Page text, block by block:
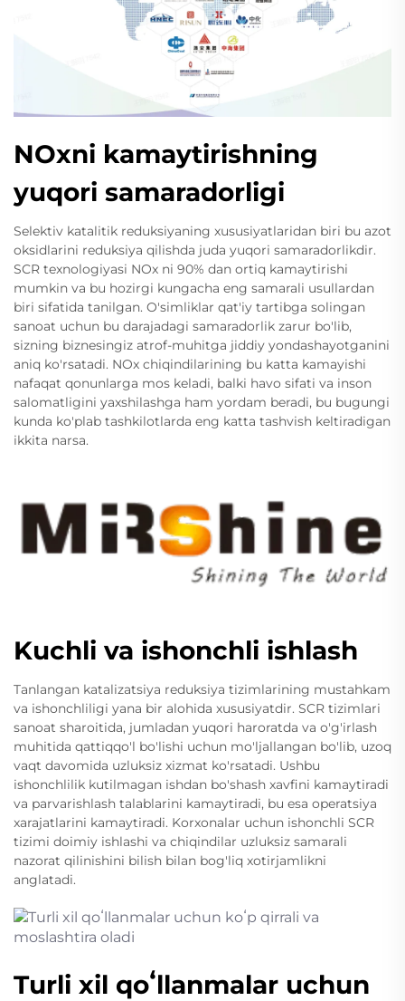
NOxni kamaytirishning
yuqori samaradorligi
Selektiv katalitik reduksiyaning xususiyatlaridan biri bu azot
oksidlarini reduksiya qilishda juda yuqori samaradorlikdir.
SCR texnologiyasi NOx ni 90% dan ortiq kamaytirishi
mumkin va bu hozirgi kungacha eng samarali usullardan
biri sifatida tanilgan. O'simliklar qat'iy tartibga solingan
sanoat uchun bu darajadagi samaradorlik zarur bo'lib,
sizning biznesingiz atrof-muhitga jiddiy yondashayotganini
aniq ko'rsatadi. NOx chiqindilarining bu katta kamayishi
nafaqat qonunlarga mos keladi, balki havo sifati va inson
salomatligini yaxshilashga ham yordam beradi, bu bugungi
kunda ko'plab tashkilotlarda eng katta tashvish keltiradigan
ikkita narsa.
Kuchli va ishonchli ishlash
Tanlangan katalizatsiya reduksiya tizimlarining mustahkam
va ishonchliligi yana bir alohida xususiyatdir. SCR tizimlari
sanoat sharoitida, jumladan yuqori haroratda va o'g'irlash
muhitida qattiqqo'l bo'lishi uchun mo'ljallangan bo'lib, uzoq
vaqt davomida uzluksiz xizmat ko'rsatadi. Ushbu
ishonchlilik kutilmagan ishdan bo'shash xavfini kamaytiradi
va parvarishlash talablarini kamaytiradi, bu esa operatsiya
xarajatlarini kamaytiradi. Korxonalar uchun ishonchli SCR
tizimi doimiy ishlashi va chiqindilar uzluksiz samarali
nazorat qilinishini bilish bilan bog'liq xotirjamlikni
anglatadi.
Turli xil qoʻllanmalar uchun